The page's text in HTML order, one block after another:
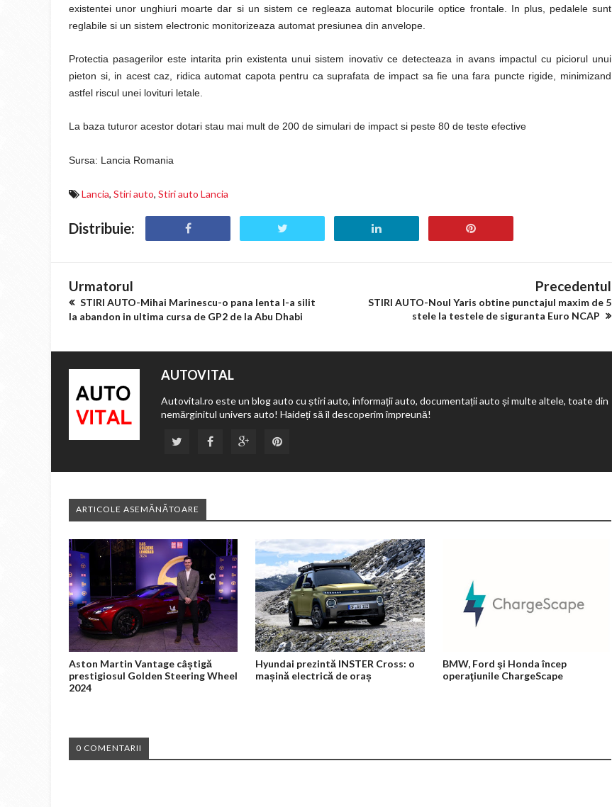
existentei unor unghiuri moarte dar si un sistem ce regleaza automat blocurile optice frontale. In plus, pedalele sunt
reglabile si un sistem electronic monitorizeaza automat presiunea din anvelope.
Protectia pasagerilor este intarita prin existenta unui sistem inovativ ce detecteaza in avans impactul cu piciorul unui
pieton si, in acest caz, ridica automat capota pentru ca suprafata de impact sa fie una fara puncte rigide, minimizand
astfel riscul unei lovituri letale.
La baza tuturor acestor dotari stau mai mult de 200 de simulari de impact si peste 80 de teste efective
Sursa: Lancia Romania
Lancia, Stiri auto, Stiri auto Lancia
Distribuie:
Urmatorul
STIRI AUTO-Mihai Marinescu-o pana lenta l-a silit
la abandon in ultima cursa de GP2 de la Abu Dhabi
Precedentul
STIRI AUTO-Noul Yaris obtine punctajul maxim de 5
stele la testele de siguranta Euro NCAP
AUTOVITAL
Autovital.ro este un blog auto cu știri auto, informații auto, documentații auto și multe altele, toate din
nemărginitul univers auto! Haideți să îl descoperim împreună!
ARTICOLE ASEMĂNĂTOARE
Aston Martin Vantage câștigă
prestigiosul Golden Steering Wheel
2024
Hyundai prezintă INSTER Cross: o
mașină electrică de oraș
BMW, Ford şi Honda încep
operaţiunile ChargeScape
0 COMENTARII